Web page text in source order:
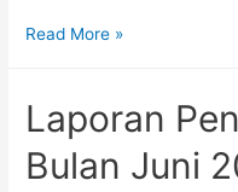
Laporan
2021
Read More »
Laporan
Bulan Juni